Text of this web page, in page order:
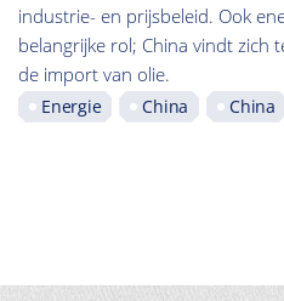
industrie- en prijsbeleid. Ook
belangrijke rol; China vindt zich
de import van olie.
Energie China China